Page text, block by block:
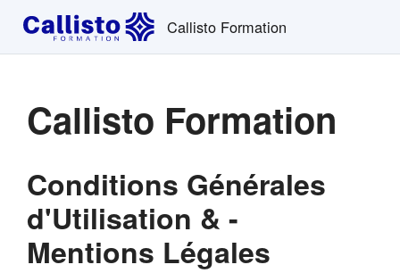
Passer au contenu principal
Callisto Formation
Callisto Formation
Conditions Générales
d'Utilisation & -
Mentions Légales